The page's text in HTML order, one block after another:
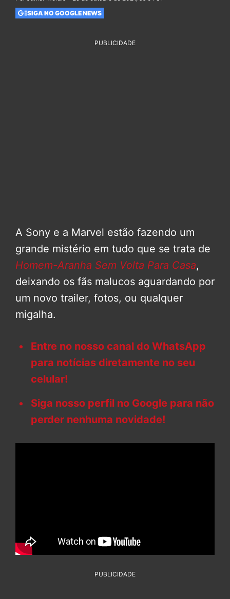
SIGA NO GOOGLE NEWS
PUBLICIDADE
A Sony e a Marvel estão fazendo um
grande mistério em tudo que se trata de
Homem-Aranha Sem Volta Para Casa,
deixando os fãs malucos aguardando por
um novo trailer, fotos, ou qualquer
migalha.
Entre no nosso canal do WhatsApp
para notícias diretamente no seu
celular!
Siga nosso perfil no Google para não
perder nenhuma novidade!
PUBLICIDADE